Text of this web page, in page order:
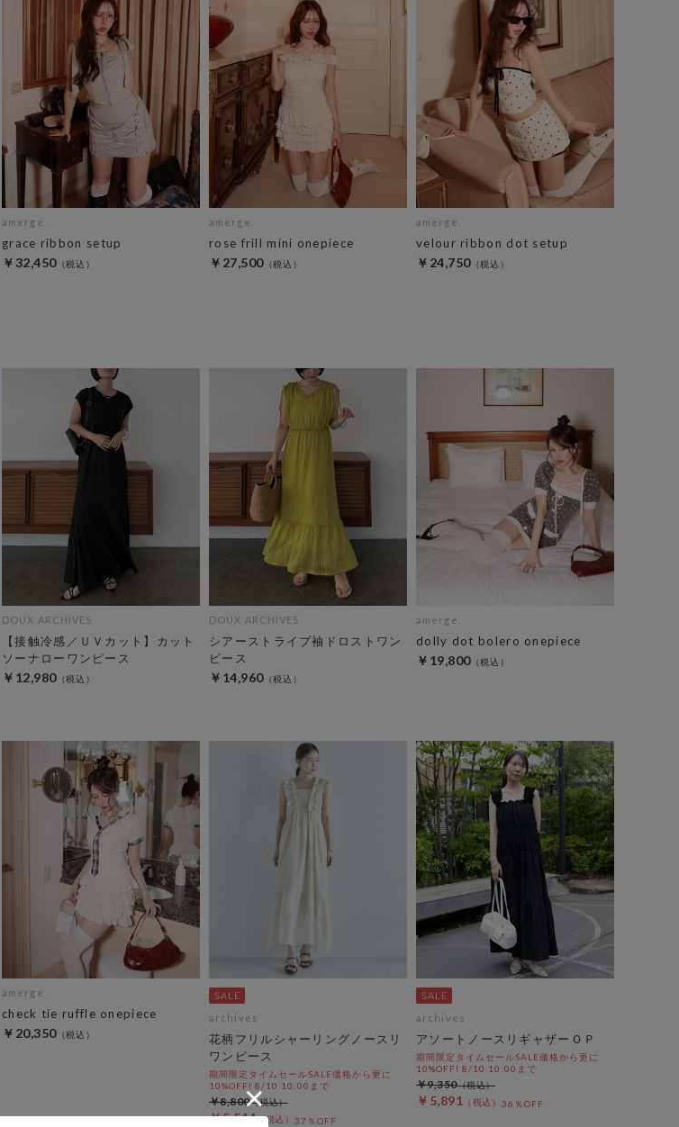
amerge.
grace ribbon setup
￥32,450
amerge.
rose frill mini onepiece
￥27,500
amerge.
velour ribbon dot setup
￥24,750
DOUX ARCHIVES
【接触冷感／ＵＶカット】カット
ソーナローワンピース
￥12,980
DOUX ARCHIVES
シアーストライプ袖ドロストワン
ピース
￥14,960
amerge.
dolly dot bolero onepiece
￥19,800
amerge.
check tie ruffle onepiece
￥20,350
archives
花柄フリルシャーリングノースリ
ワンピース
期間限定タイムセールSALE価格から更に
10%OFF! 8/10 10:00まで
￥5,544 37％OFF
￥8,800
archives
アソートノースリギャザーＯＰ
期間限定タイムセールSALE価格から更に
10%OFF! 8/10 10:00まで
￥5,891 36％OFF
￥9,350